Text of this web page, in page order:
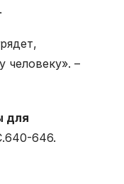
человеку». –
для
646.